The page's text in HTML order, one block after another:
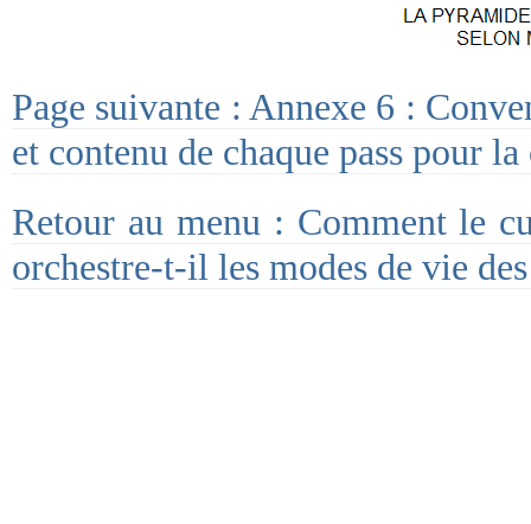
Page suivante : Annexe 6 :
et contenu de chaque pass pour
Retour au menu : Comment le
orchestre-t-il les modes de vie